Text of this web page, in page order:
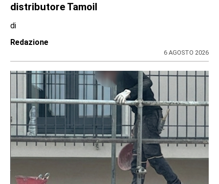
distributore Tamoil
di
Redazione
6 AGOSTO 2026